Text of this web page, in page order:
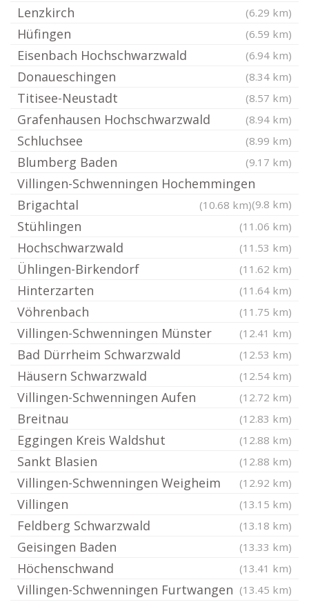
Lenzkirch (6.29 km)
Hüfingen (6.59 km)
Eisenbach Hochschwarzwald (6.94 km)
Donaueschingen (8.34 km)
Titisee-Neustadt (8.57 km)
Grafenhausen Hochschwarzwald (8.94 km)
Schluchsee (8.99 km)
Blumberg Baden (9.17 km)
Villingen-Schwenningen Hochemmingen
(9.8 km)
Brigachtal (10.68 km)
Stühlingen (11.06 km)
Hochschwarzwald (11.53 km)
Ühlingen-Birkendorf (11.62 km)
Hinterzarten (11.64 km)
Vöhrenbach (11.75 km)
Villingen-Schwenningen Münster (12.41 km)
Bad Dürrheim Schwarzwald (12.53 km)
Häusern Schwarzwald (12.54 km)
Villingen-Schwenningen Aufen (12.72 km)
Breitnau (12.83 km)
Eggingen Kreis Waldshut (12.88 km)
Sankt Blasien (12.88 km)
Villingen-Schwenningen Weigheim (12.92 km)
Villingen (13.15 km)
Feldberg Schwarzwald (13.18 km)
Geisingen Baden (13.33 km)
Höchenschwand (13.41 km)
Villingen-Schwenningen Furtwangen (13.45 km)